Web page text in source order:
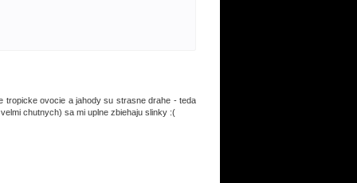
tropicke ovocie a jahody su strasne drahe - teda
chutnych) sa mi uplne zbiehaju slinky :(